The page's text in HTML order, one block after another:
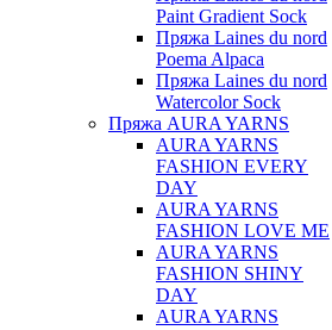
Paint Gradient Sock
Пряжа Laines du nord
Poema Alpaca
Пряжа Laines du nord
Watercolor Sock
Пряжа AURA YARNS
AURA YARNS
FASHION EVERY
DAY
AURA YARNS
FASHION LOVE ME
AURA YARNS
FASHION SHINY
DAY
AURA YARNS